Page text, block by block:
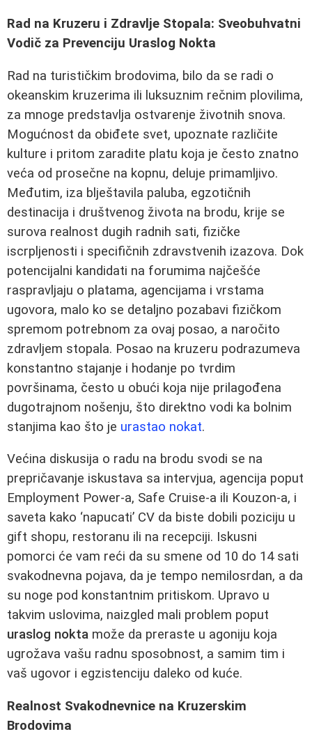
Rad na Kruzeru i Zdravlje Stopala: Sveobuhvatni
Vodič za Prevenciju Uraslog Nokta
Rad na turističkim brodovima, bilo da se radi o
okeanskim kruzerima ili luksuznim rečnim plovilima,
za mnoge predstavlja ostvarenje životnih snova.
Mogućnost da obiđete svet, upoznate različite
kulture i pritom zaradite platu koja je često znatno
veća od prosečne na kopnu, deluje primamljivo.
Međutim, iza blještavila paluba, egzotičnih
destinacija i društvenog života na brodu, krije se
surova realnost dugih radnih sati, fizičke
iscrpljenosti i specifičnih zdravstvenih izazova. Dok
potencijalni kandidati na forumima najčešće
raspravljaju o platama, agencijama i vrstama
ugovora, malo ko se detaljno pozabavi fizičkom
spremom potrebnom za ovaj posao, a naročito
zdravljem stopala. Posao na kruzeru podrazumeva
konstantno stajanje i hodanje po tvrdim
površinama, često u obući koja nije prilagođena
dugotrajnom nošenju, što direktno vodi ka bolnim
stanjima kao što je urastao nokat.
Većina diskusija o radu na brodu svodi se na
prepričavanje iskustava sa intervjua, agencija poput
Employment Power-a, Safe Cruise-a ili Kouzon-a, i
saveta kako ‘napucati’ CV da biste dobili poziciju u
gift shopu, restoranu ili na recepciji. Iskusni
pomorci će vam reći da su smene od 10 do 14 sati
svakodnevna pojava, da je tempo nemilosrdan, a da
su noge pod konstantnim pritiskom. Upravo u
takvim uslovima, naizgled mali problem poput
uraslog nokta može da preraste u agoniju koja
ugrožava vašu radnu sposobnost, a samim tim i
vaš ugovor i egzistenciju daleko od kuće.
Realnost Svakodnevnice na Kruzerskim
Brodovima